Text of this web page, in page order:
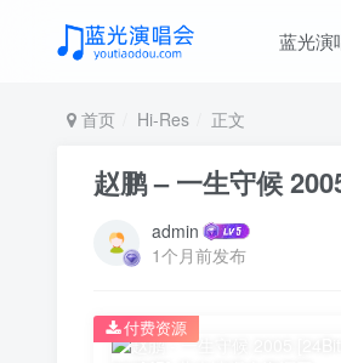
蓝光演
首页 Hi-Res 正文
赵鹏 – 一生守候
admin
1个月前发布
付费资源